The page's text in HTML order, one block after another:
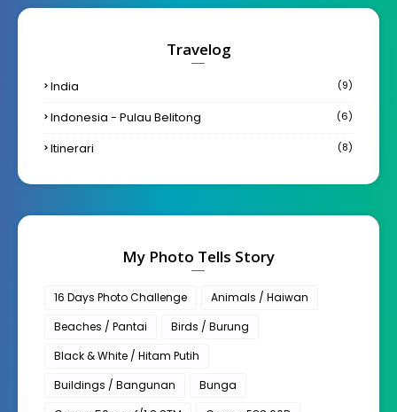
Travelog
India (9)
Indonesia - Pulau Belitong (6)
Itinerari (8)
My Photo Tells Story
16 Days Photo Challenge
Animals / Haiwan
Beaches / Pantai
Birds / Burung
Black & White / Hitam Putih
Buildings / Bangunan
Bunga